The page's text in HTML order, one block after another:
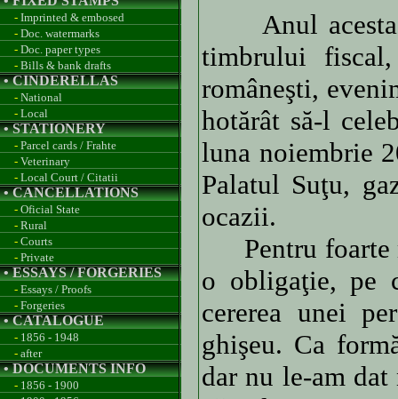
- Imprinted & embosed
- Doc. watermarks
- Doc. paper types
- Bills & bank drafts
• CINDERELLAS
- National
- Local
• STATIONERY
- Parcel cards / Frahte
- Veterinary
- Local Court / Citatii
• CANCELLATIONS
- Oficial State
- Rural
- Courts
- Private
• ESSAYS / FORGERIES
- Essays / Proofs
- Forgeries
• CATALOGUE
- 1856 - 1948
- after
• DOCUMENTS INFO
- 1856 - 1900
Anul acesta
timbrului
româneşti,
hotărât să-l
luna noiembrie
Palatul Suţu,
ocazii.
Pentru foarte
o obligaţie, pe
cererea unei
ghişeu. Ca
dar nu le-am